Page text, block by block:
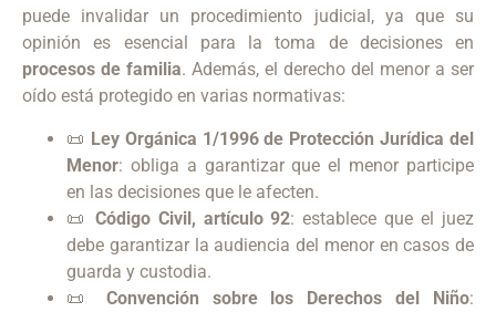
puede invalidar un procedimiento judicial, ya que su
opinión es esencial para la toma de decisiones en
procesos de familia. Además, el derecho del menor a ser
oído está protegido en varias normativas:
📜 Ley Orgánica 1/1996 de Protección Jurídica del
Menor: obliga a garantizar que el menor participe
en las decisiones que le afecten.
📜 Código Civil, artículo 92: establece que el juez
debe garantizar la audiencia del menor en casos de
guarda y custodia.
📜 Convención sobre los Derechos del Niño: